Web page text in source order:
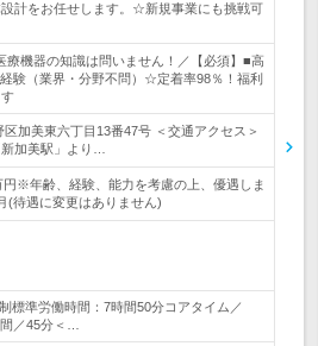
計をお任せします。☆新規事業にも挑戦可
療機器の知識は問いません！／【必須】■高
験（業界・分野不問）☆定着率98％！福利
区加美東六丁目13番47号 ＜交通アクセス＞
加美駅」より…
円※年齢、経験、能力を考慮の上、優遇しま
(待遇に変更はありません)
標準労働時間：7時間50分コアタイム／
／45分＜…